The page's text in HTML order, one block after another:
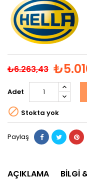
₺6.263,43
Adet
 Stokta yok
Paylaş
AÇIKLAMA BILGI